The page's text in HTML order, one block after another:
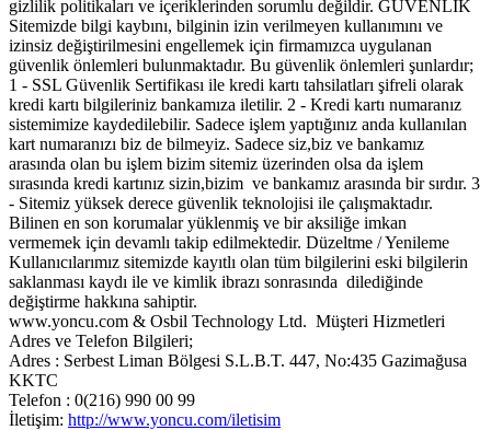
gizlilik politikaları ve içeriklerinden sorumlu değildir. GÜVENLİK
Sitemizde bilgi kaybını, bilginin izin verilmeyen kullanımını ve
izinsiz değiştirilmesini engellemek için firmamızca uygulanan
güvenlik önlemleri bulunmaktadır. Bu güvenlik önlemleri şunlardır;
1 - SSL Güvenlik Sertifikası ile kredi kartı tahsilatları şifreli olarak
kredi kartı bilgileriniz bankamıza iletilir. 2 - Kredi kartı numaranız
sistemimize kaydedilebilir. Sadece işlem yaptığınız anda kullanılan
kart numaranızı biz de bilmeyiz. Sadece siz,biz ve bankamız
arasında olan bu işlem bizim sitemiz üzerinden olsa da işlem
sırasında kredi kartınız sizin,bizim ve bankamız arasında bir sırdır. 3
- Sitemiz yüksek derece güvenlik teknolojisi ile çalışmaktadır.
Bilinen en son korumalar yüklenmiş ve bir aksiliğe imkan
vermemek için devamlı takip edilmektedir. Düzeltme / Yenileme
Kullanıcılarımız sitemizde kayıtlı olan tüm bilgilerini eski bilgilerin
saklanması kaydı ile ve kimlik ibrazı sonrasında dilediğinde
değiştirme hakkına sahiptir.
www.yoncu.com & Osbil Technology Ltd. Müşteri Hizmetleri
Adres ve Telefon Bilgileri;
Adres : Serbest Liman Bölgesi S.L.B.T. 447, No:435 Gazimağusa
KKTC
Telefon : 0(216) 990 00 99
İletişim: http://www.yoncu.com/iletisim